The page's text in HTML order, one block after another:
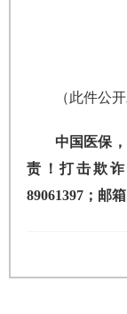
（此件公开
中国医保
责！打击欺诈
89061397；邮